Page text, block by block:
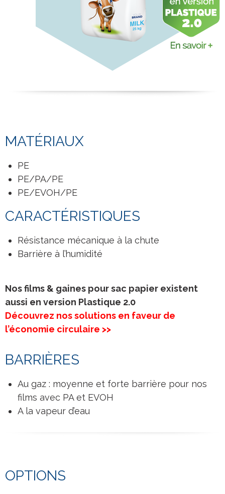
MATÉRIAUX
PE
PE/PA/PE
PE/EVOH/PE
CARACTÉRISTIQUES
Résistance mécanique à la chute
Barrière à l’humidité
Nos films & gaines pour sac papier existent
aussi en version Plastique 2.0
Découvrez nos solutions en faveur de
l’économie circulaire >>
BARRIÈRES
Au gaz : moyenne et forte barrière pour nos
films avec PA et EVOH
A la vapeur d’eau
OPTIONS